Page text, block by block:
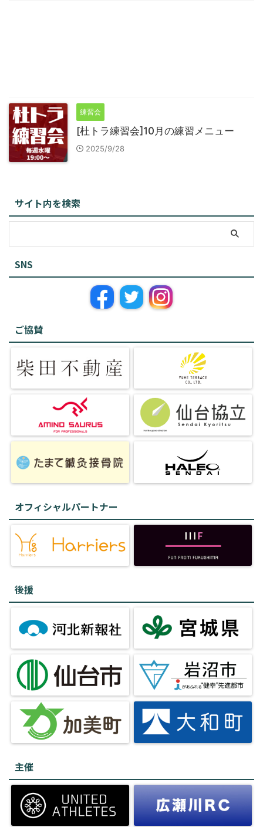
練習会
[杜トラ練習会]10月の練習メニュー
2025/9/28
サイト内を検索
SNS
ご協賛
オフィシャルパートナー
後援
主催